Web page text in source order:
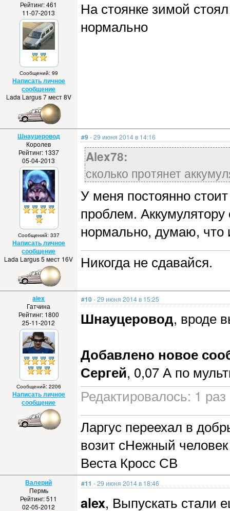
Рейтинг: 461
11-07-2013
Сообщений: 99
Написать личное
сообщение
Lada Largus 7 мест 8V
На стоянке зимой
нормально
Шнауцеровод
Королев
Рейтинг: 1337
05-04-2013
Сообщений: 337
Написать личное
сообщение
Lada Largus 5 мест 16V
#9- 29 июня 2014 в 14:16
Alex78:
сколько протянет
У меня постоянно
проблем.
нормально, думаю, что
Никогда не сдавайся.
alex
Гатчина
Рейтинг: 1800
25-11-2012
Сообщений: 2206
Написать личное
сообщение
#10- 29 июня 2014 в 15:25
Шнауцеровод, вроде
Добавлено новое
Сергей, 0,07 А по
Редактировалось: 1
Ларгус переехал в
возит сНежный
Веста Кросс СВ
Валерий
Пермь
Рейтинг: 511
02-05-2012
#11 - 29 июня 2014 в 18:46
alex, Выпускать стали